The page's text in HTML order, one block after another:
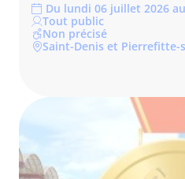
Du lundi 06 juillet 2026
Tout public
Non précisé
Saint-Denis et Pierrefitte-